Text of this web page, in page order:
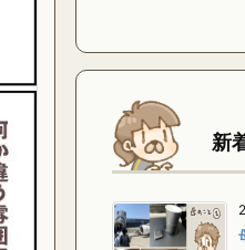
新